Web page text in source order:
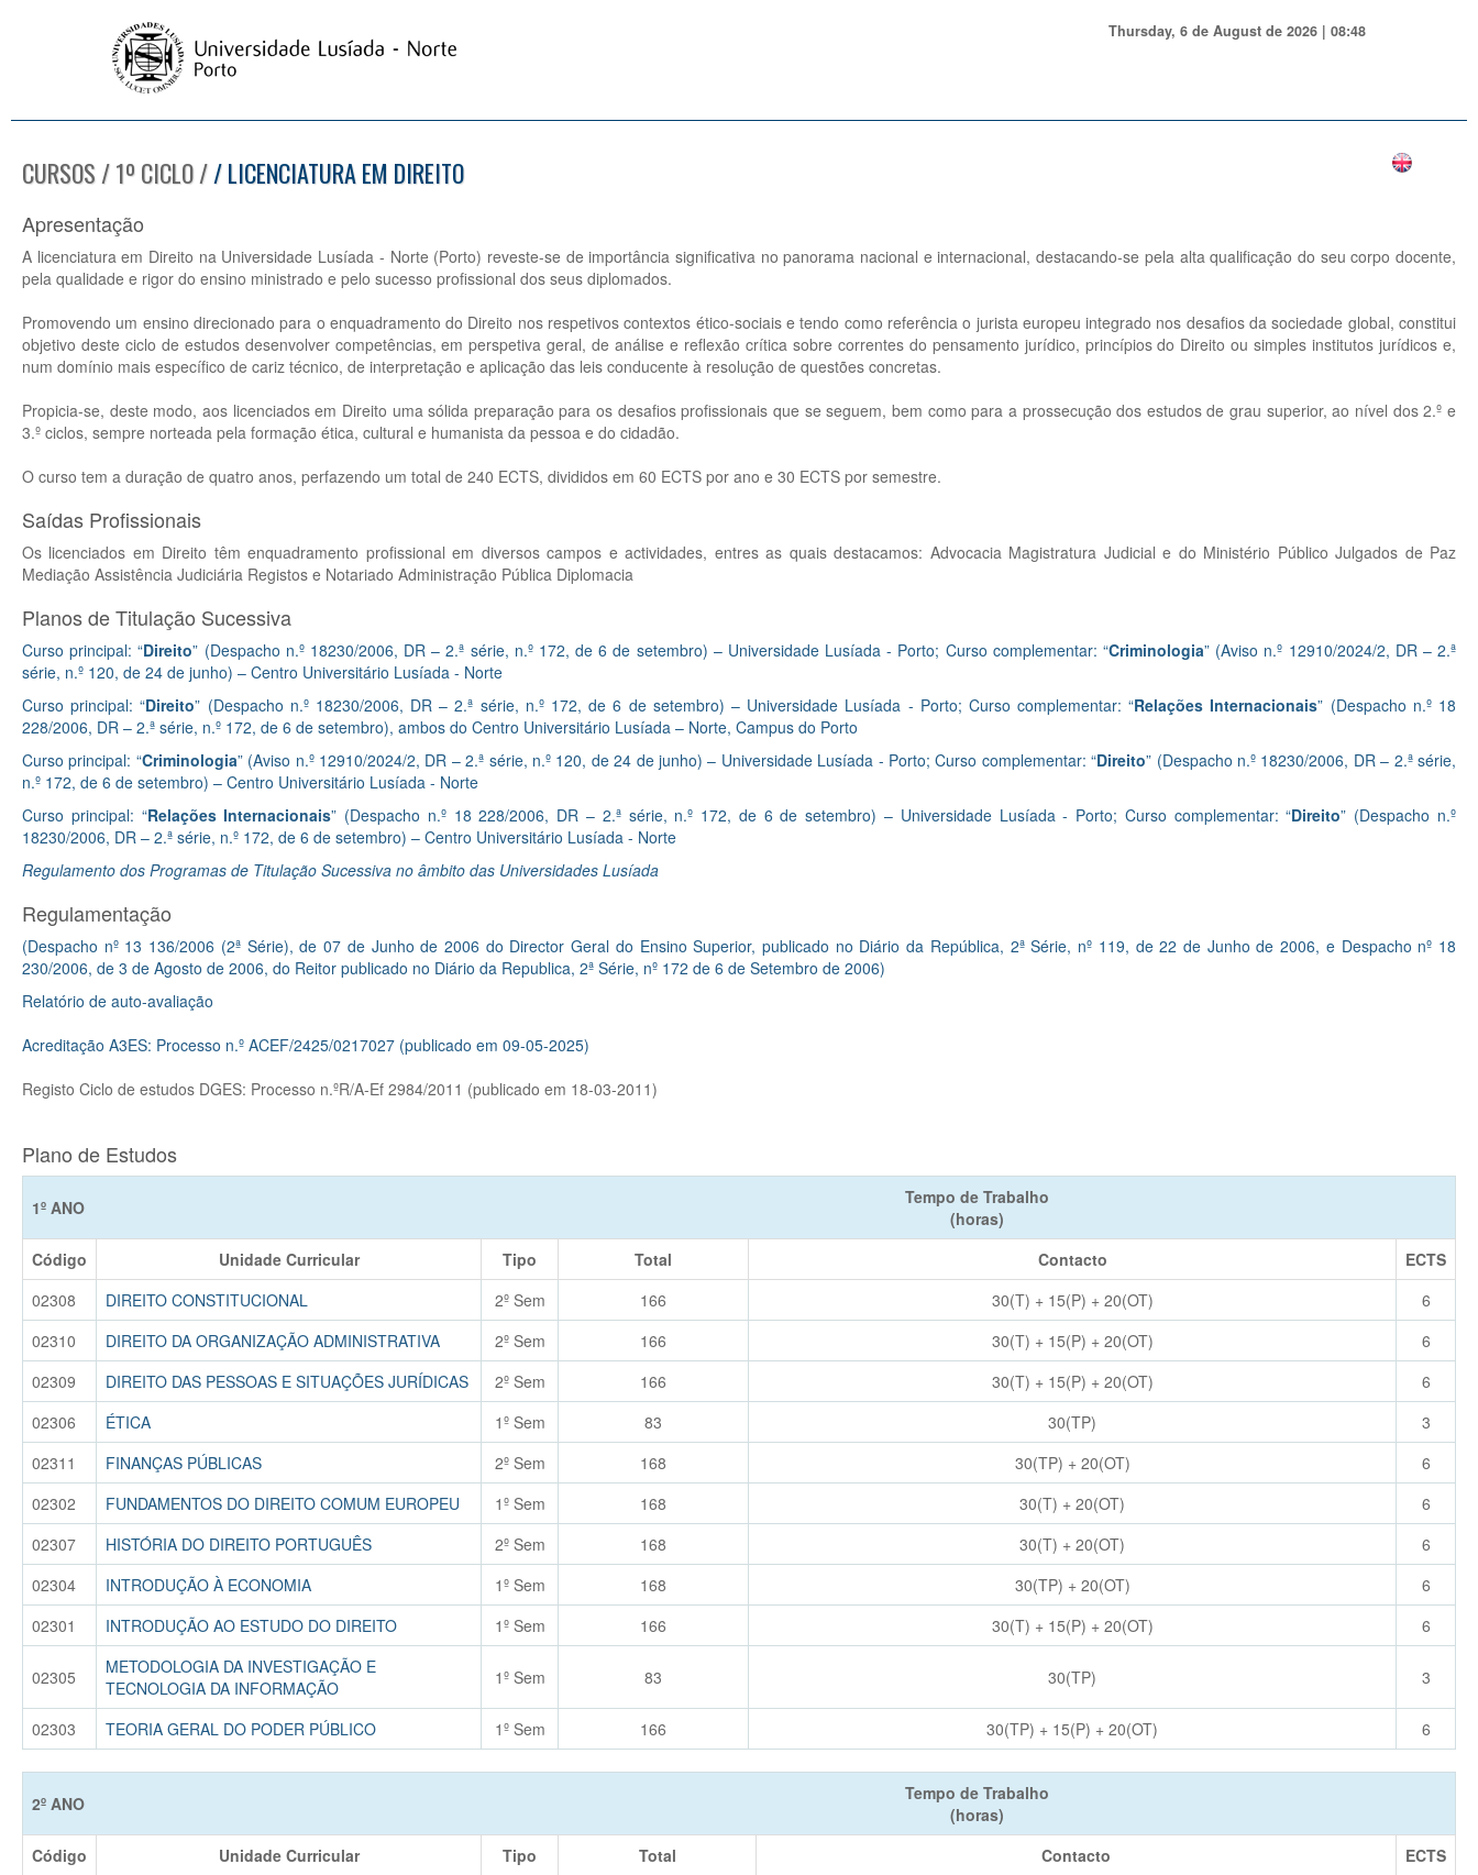
Thursday, 6 de August de 2026 | 08:48
CURSOS / 1º CICLO // LICENCIATURA EM DIREITO
Apresentação
A licenciatura em Direito na Universidade Lusíada - Norte (Porto) reveste-se de importância significativa no panorama nacional e internacional, destacando-se pela alta qualificação do seu corpo docente,
pela qualidade e rigor do ensino ministrado e pelo sucesso profissional dos seus diplomados.
Promovendo um ensino direcionado para o enquadramento do Direito nos respetivos contextos ético-sociais e tendo como referência o jurista europeu integrado nos desafios da sociedade global, constitui
objetivo deste ciclo de estudos desenvolver competências, em perspetiva geral, de análise e reflexão crítica sobre correntes do pensamento jurídico, princípios do Direito ou simples institutos jurídicos e,
num domínio mais específico de cariz técnico, de interpretação e aplicação das leis conducente à resolução de questões concretas.
Propicia-se, deste modo, aos licenciados em Direito uma sólida preparação para os desafios profissionais que se seguem, bem como para a prossecução dos estudos de grau superior, ao nível dos 2.º e
3.º ciclos, sempre norteada pela formação ética, cultural e humanista da pessoa e do cidadão.
O curso tem a duração de quatro anos, perfazendo um total de 240 ECTS, divididos em 60 ECTS por ano e 30 ECTS por semestre.
Saídas Profissionais
Os licenciados em Direito têm enquadramento profissional em diversos campos e actividades, entres as quais destacamos: Advocacia Magistratura Judicial e do Ministério Público Julgados de Paz
Mediação Assistência Judiciária Registos e Notariado Administração Pública Diplomacia
Planos de Titulação Sucessiva
Curso principal: “Direito” (Despacho n.º 18230/2006, DR – 2.ª série, n.º 172, de 6 de setembro) – Universidade Lusíada - Porto; Curso complementar: “Criminologia” (Aviso n.º 12910/2024/2, DR – 2.ª
série, n.º 120, de 24 de junho) – Centro Universitário Lusíada - Norte
Curso principal: “Direito” (Despacho n.º 18230/2006, DR – 2.ª série, n.º 172, de 6 de setembro) – Universidade Lusíada - Porto; Curso complementar: “Relações Internacionais” (Despacho n.º 18
228/2006, DR – 2.ª série, n.º 172, de 6 de setembro), ambos do Centro Universitário Lusíada – Norte, Campus do Porto
Curso principal: “Criminologia” (Aviso n.º 12910/2024/2, DR – 2.ª série, n.º 120, de 24 de junho) – Universidade Lusíada - Porto; Curso complementar: “Direito” (Despacho n.º 18230/2006, DR – 2.ª série,
n.º 172, de 6 de setembro) – Centro Universitário Lusíada - Norte
Curso principal: “Relações Internacionais” (Despacho n.º 18 228/2006, DR – 2.ª série, n.º 172, de 6 de setembro) – Universidade Lusíada - Porto; Curso complementar: “Direito” (Despacho n.º
18230/2006, DR – 2.ª série, n.º 172, de 6 de setembro) – Centro Universitário Lusíada - Norte
Regulamento dos Programas de Titulação Sucessiva no âmbito das Universidades Lusíada
Regulamentação
(Despacho nº 13 136/2006 (2ª Série), de 07 de Junho de 2006 do Director Geral do Ensino Superior, publicado no Diário da República, 2ª Série, nº 119, de 22 de Junho de 2006, e Despacho nº 18
230/2006, de 3 de Agosto de 2006, do Reitor publicado no Diário da Republica, 2ª Série, nº 172 de 6 de Setembro de 2006)
Relatório de auto-avaliação
Acreditação A3ES: Processo n.º ACEF/2425/0217027 (publicado em 09-05-2025)
Registo Ciclo de estudos DGES: Processo n.ºR/A-Ef 2984/2011 (publicado em 18-03-2011)
Plano de Estudos
1º ANO
Tempo de Trabalho
(horas)
Código
Unidade Curricular Tipo Total Contacto
ECTS
02308
DIREITO CONSTITUCIONAL 2º Sem 166 30(T) + 15(P) + 20(OT)
6
02310
DIREITO DA ORGANIZAÇÃO ADMINISTRATIVA 2º Sem 166 30(T) + 15(P) + 20(OT)
6
02309
DIREITO DAS PESSOAS E SITUAÇÕES JURÍDICAS 2º Sem 166 30(T) + 15(P) + 20(OT)
6
02306
ÉTICA 1º Sem 83 30(TP)
3
02311
FINANÇAS PÚBLICAS 2º Sem 168 30(TP) + 20(OT)
6
02302
FUNDAMENTOS DO DIREITO COMUM EUROPEU 1º Sem 168 30(T) + 20(OT)
6
02307
HISTÓRIA DO DIREITO PORTUGUÊS 2º Sem 168 30(T) + 20(OT)
6
02304
INTRODUÇÃO À ECONOMIA 1º Sem 168 30(TP) + 20(OT)
6
02301
INTRODUÇÃO AO ESTUDO DO DIREITO 1º Sem 166 30(T) + 15(P) + 20(OT) 6
02305
METODOLOGIA DA INVESTIGAÇÃO E
TECNOLOGIA DA INFORMAÇÃO
1º Sem 83 30(TP) 3
02303 TEORIA GERAL DO PODER PÚBLICO 1º Sem 166 30(TP) + 15(P) + 20(OT) 6
2º ANO
Tempo de Trabalho
(horas)
Código
Unidade Curricular Tipo Total Contacto
ECTS